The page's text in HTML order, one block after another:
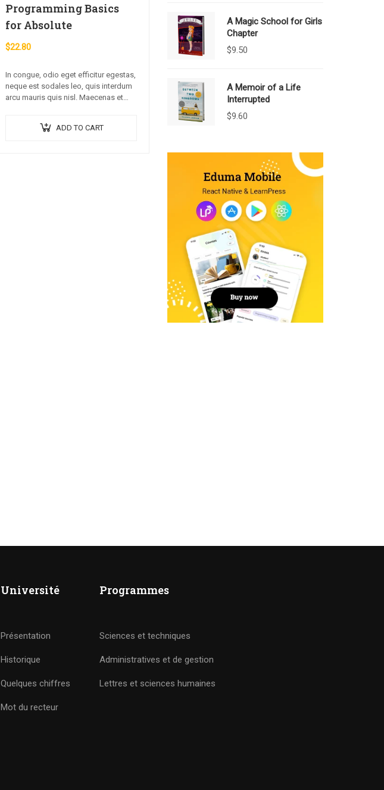
Programming Basics
for Absolute
$22.80
In congue, odio eget efficitur egestas,
neque est sodales leo, quis interdum
arcu mauris quis nisl. Maecenas et
pellentesque…
ADD TO CART
A Magic School for Girls
Chapter
$9.50
A Memoir of a Life
Interrupted
$9.60
Université
Présentation
Historique
Quelques chiffres
Mot du recteur
Programmes
Sciences et techniques
Administratives et de gestion
Lettres et sciences humaines